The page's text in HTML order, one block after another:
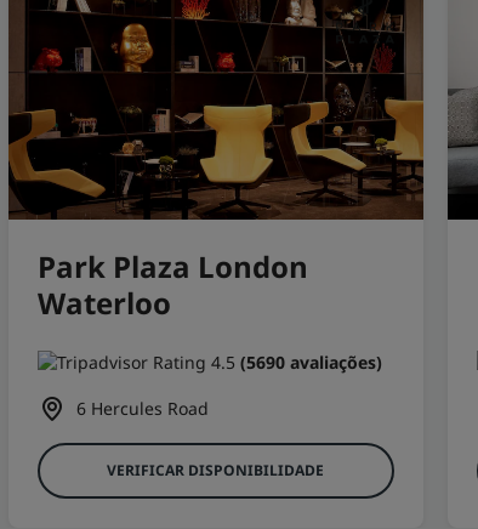
Park Plaza London
Waterloo
(5690 avaliações)
6 Hercules Road
VERIFICAR DISPONIBILIDADE